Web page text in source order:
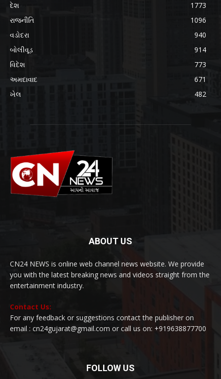
દેશ
1773
રાજનીતિ
1096
વડોદરા
940
બોલીવૂડ
914
વિદેશ
773
અમદાવાદ
671
ખેલ
482
ABOUT US
CN24 NEWS is online web channel news website. We provide
you with the latest breaking news and videos straight from the
entertainment industry.
Contact Us:
For any feedback or suggestions contact the publisher on
email : cn24gujarat@gmail.com or call us on: +919638877700
FOLLOW US